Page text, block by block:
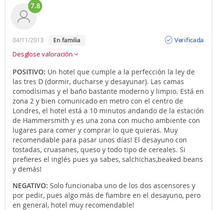
7.8
04/11/2013 en familia
Verificada
Desglose valoración
POSITIVO: Un hotel que cumple a la perfección la ley de
las tres D (dormir, ducharse y desayunar). Las camas
comodísimas y el baño bastante moderno y limpio. Está en
zona 2 y bien comunicado en metro con el centro de
Londres, el hotel está a 10 minutos andando de la estación
de Hammersmith y es una zona con mucho ambiente con
lugares para comer y comprar lo que quieras. Muy
recomendable para pasar unos días! El desayuno con
tostadas, cruasanes, queso y todo tipo de cereales. Si
prefieres el inglés pues ya sabes, salchichas,beaked beans
y demás!
NEGATIVO: Solo funcionaba uno de los dos ascensores y
por pedir, pues algo más de fiambre en el desayuno, pero
en general, hotel muy recomendable!